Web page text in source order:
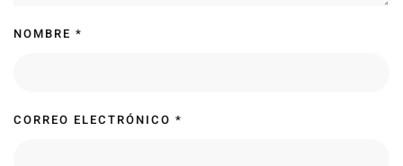
NOMBRE *
CORREO ELECTRÓNICO *